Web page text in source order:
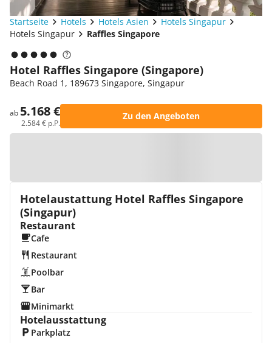
Startseite Hotels Hotels Asien
Hotels Singapur
Hotels Singapur
Raffles Singapore
Hotel Raffles Singapore (Singapore)
Beach Road 1, 189673 Singapore, Singapur
ab 5.168 €
2.584 € p.P.
Zu den Angeboten
Hotelaustattung Hotel Raffles Singapore
(Singapur)
Restaurant
Cafe
Restaurant
Poolbar
Bar
Minimarkt
Hotelausstattung
Parkplatz